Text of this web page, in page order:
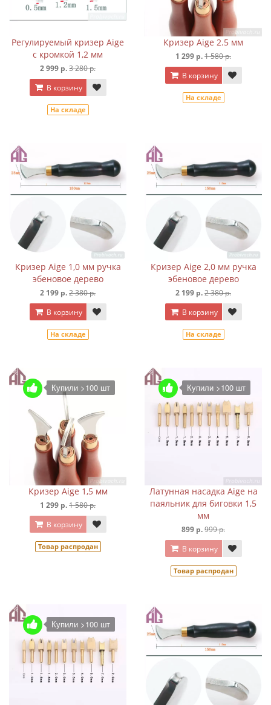
Регулируемый кризер Aige
с кромкой 1,2 мм
2 999 р.3 280 р.
В корзину
На складе
Кризер Aige 2.5 мм
1 299 р.1 580 р.
В корзину
На складе
Кризер Aige 1,0 мм ручка
эбеновое дерево
2 199 р.2 380 р.
В корзину
На складе
Кризер Aige 2,0 мм ручка
эбеновое дерево
2 199 р.2 380 р.
В корзину
На складе
Купили >100 шт
Кризер Aige 1,5 мм
1 299 р.1 580 р.
В корзину
Товар распродан
Купили >100 шт
Латунная насадка Aige на
паяльник для биговки 1,5
мм
899 р.999 р.
В корзину
Товар распродан
Купили >100 шт